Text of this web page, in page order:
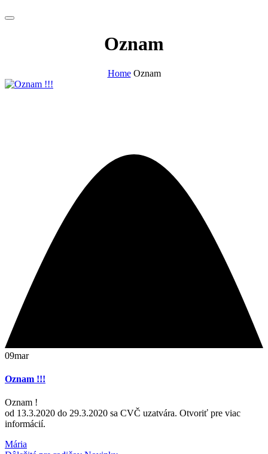
Oznam
Home Oznam
09mar
Oznam !!!
Oznam !
od 13.3.2020 do 29.3.2020 sa CVČ uzatvára. Otvoriť pre viac
informácií.
Mária